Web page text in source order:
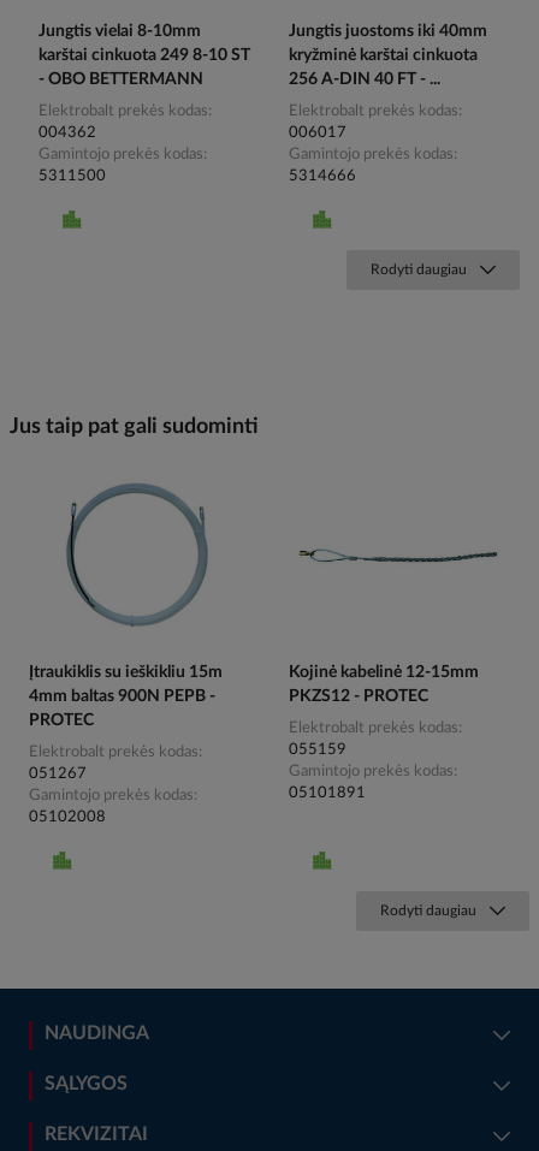
Jungtis vielai 8-10mm
karštai cinkuota 249 8-10 ST
- OBO BETTERMANN
Elektrobalt prekės kodas
004362
Gamintojo prekės kodas
5311500
Jungtis juostoms iki 40mm
kryžminė karštai cinkuota
256 A-DIN 40 FT - ...
Elektrobalt prekės kodas
006017
Gamintojo prekės kodas
5314666
Rodyti daugiau
Jus taip pat gali sudominti
Įtraukiklis su ieškikliu 15m
4mm baltas 900N PEPB -
PROTEC
Elektrobalt prekės kodas
051267
Gamintojo prekės kodas
05102008
Kojinė kabelinė 12-15mm
PKZS12 - PROTEC
Elektrobalt prekės kodas
055159
Gamintojo prekės kodas
05101891
Rodyti daugiau
NAUDINGA
SĄLYGOS
REKVIZITAI